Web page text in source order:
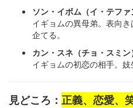
ソン・イボム（イ・テファ
イギョムの異母弟。表向
企てる。
カン・スネ（チョ・スミン
イギョムの初恋の相手。妓
見どころ： 正義、恋愛、